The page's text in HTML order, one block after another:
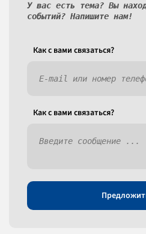
У вас есть тема? Вы
событий? Напишите нам!
Как c вами связаться?
Как c вами связаться?